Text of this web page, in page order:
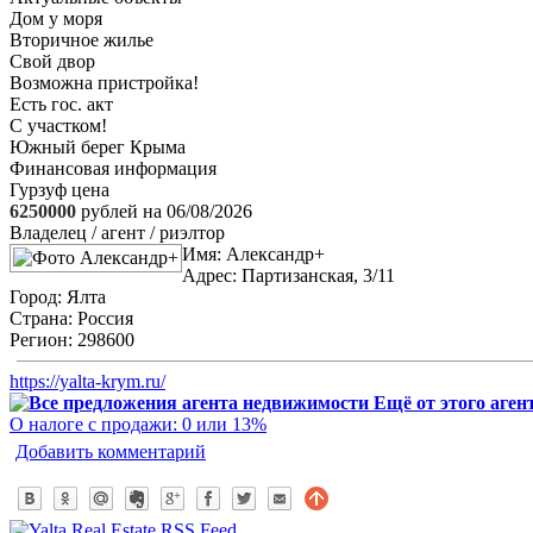
Дом у моря
Вторичное жилье
Свой двор
Возможна пристройка!
Есть гос. акт
С участком!
Южный берег Крыма
Финансовая информация
Гурзуф цена
6250000 рублей на 06/08/2026
Владелец / агент / риэлтор
Имя: Александр+
Адрес: Партизанская, 3/11
Город: Ялта
Страна: Россия
Регион: 298600
https://yalta-krym.ru/
Ещё от этого
О налоге с продажи: 0 или 13%
Добавить комментарий